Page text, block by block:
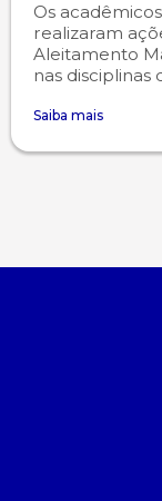
Os
realizaram
Aleitamento
nas disciplinas
Saiba mais